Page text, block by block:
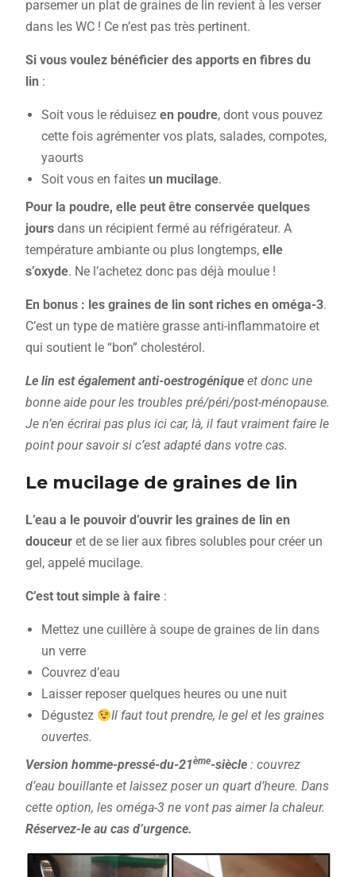
parsemer un plat de graines de lin revient à les verser
dans les WC ! Ce n’est pas très pertinent.
Si vous voulez bénéficier des apports en fibres du
lin :
Soit vous le réduisez en poudre, dont vous pouvez
cette fois agrémenter vos plats, salades, compotes,
yaourts
Soit vous en faites un mucilage.
Pour la poudre, elle peut être conservée quelques
jours dans un récipient fermé au réfrigérateur. A
température ambiante ou plus longtemps, elle
s’oxyde. Ne l’achetez donc pas déjà moulue !
En bonus : les graines de lin sont riches en oméga-3.
C’est un type de matière grasse anti-inflammatoire et
qui soutient le “bon” cholestérol.
Le lin est également anti-oestrogéniqueet donc une
bonne aide pour les troubles pré/péri/post-ménopause.
Je n’en écrirai pas plus ici car, là, il faut vraiment faire le
point pour savoir si c’est adapté dans votre cas.
Le mucilage de graines de lin
L’eau a le pouvoir d’ouvrir les graines de lin en
douceuret de se lier aux fibres solubles pour créer un
gel, appelé mucilage.
C’est tout simple à faire:
Mettez une cuillère à soupe de graines de lin dans
un verre
Couvrez d’eau
Laisser reposer quelques heures ou une nuit
Dégustez
Il faut tout prendre, le gel et les graines
ouvertes.
Version homme-pressé-du-21ème-siècle: couvrez
d’eau bouillante et laissez poser un quart d’heure. Dans
cette option, les oméga-3 ne vont pas aimer la chaleur.
Réservez-le au cas d’urgence.